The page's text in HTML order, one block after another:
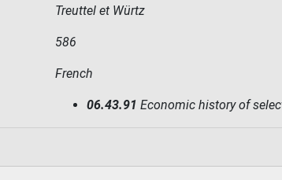
Treuttel et Würtz
586
French
06.43.91 Economic history of